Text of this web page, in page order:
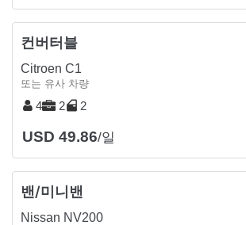
컨버터블
Citroen C1
또는 유사 차량
4 2 2
USD 49.86/일
밴/미니밴
Nissan NV200